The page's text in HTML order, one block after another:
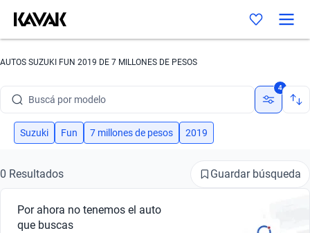
AUTOS SUZUKI FUN 2019 DE 7 MILLONES DE PESOS
Buscá por modelo
Buscá por versión
Buscá por marca
Buscá por modelo
4
Suzuki Fun 7 millones de pesos 2019
0 Resultados Guardar búsqueda
Por ahora no tenemos el auto
que buscas